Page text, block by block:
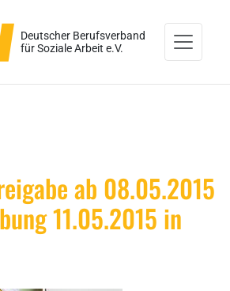
Deutscher Berufsverband
für Soziale Arbeit e.V.
ab 08.05.2015
11.05.2015 in